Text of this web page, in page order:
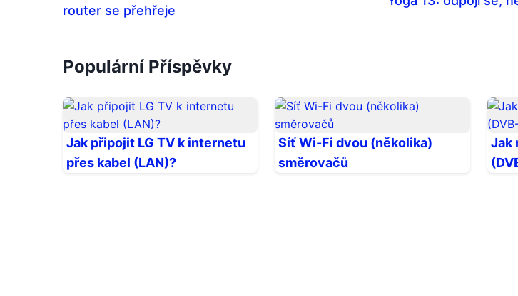
router se přehřeje
Populární Příspěvky
Jak připojit LG TV k internetu
přes kabel (LAN)?
Síť Wi-Fi dvou (několika)
směrovačů
Jak